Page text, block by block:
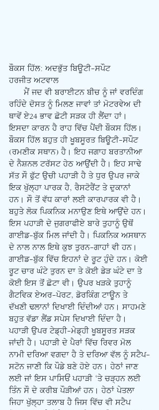
ਬੌਕਸ ਹਿੱਲ: ਅਦਭੁੱਤ ਬਿਊਟੀ-ਸਪੌਟ
ਹਰਜੀਤ ਅਟਵਾਲ
ਰਹਿੰਦੇ ਦੋਸਤ ਨੂੰ ਮਿਲਣ ਜਾਵਾਂ ਤਾਂ ਮੋਟਰਵੇਅ ਦੀ
ਥਾਵੇਂ ਏ24 ਭਾਵ ਛੋਟੀ ਸੜਕ ਹੀ ਲੈਂਦਾ ਹਾਂ।
ਇਸਦਾ ਕਾਰਨ ਹੈ ਰਾਹ ਵਿੱਚ ਪੈਂਦੀ ਬੌਕਸ ਹਿੱਲ।
ਬੌਕਸ ਹਿੱਲ ਬਹੁਤ ਹੀ ਖੂਬਸੂਰਤ ਬਿਊਟੀ-ਸਪੌਟ
(ਰਮਣੀਕ ਸਥਾਨ) ਹੈ। ਇਹ ਜਗਾਹ ਬਰਤਾਨੀਆ
ਦੇ ਨੈਸ਼ਨਲ ਟਰੱਸਟ ਹੇਠ ਆਉਂਦੀ ਹੈ। ਇਹ ਸਾਢੇ
ਸੱਤ ਸੌ ਫੁੱਟ ਉਚੀ ਪਹਾੜੀ ਹੈ ਤੇ ਧੁਰ ਉਪਰ ਜਾਕੇ
ਇਕ ਖੁੱਲ੍ਹਾ ਪਾਰਕ ਹੈ, ਰੈਸਟੋਰੈਂਟ ਤੇ ਦੁਕਾਨਾਂ
ਹਨ। ਸੌ ਤੋਂ ਵੱਧ ਕਾਰਾਂ ਲਈ ਕਾਰਪਾਰਕ ਵੀ ਹੈ।
ਬਹੁਤੇ ਲੋਕ ਪਿਕਨਿਕ ਮਨਾਉਣ ਇਥੇ ਆਉਂਦੇ ਹਨ।
ਇਸ ਪਹਾੜੀ ਦੇ ਜੁਗਰਾਫੀਏ ਬਾਰੇ ਤੁਹਾਨੂੰ ਉਥੋਂ
ਗਾਈਡ-ਬੁੱਕ ਮਿਲ ਜਾਂਦੀ ਹੈ। ਪਿਕਨਿਕ ਅਸਥਾਨ
ਦੇ ਨਾਲ ਨਾਲ ਇਥੇ ਕੁਝ ਤੁਰਨ-ਗਾਹਾਂ ਵੀ ਹਨ।
ਗਾਈਡ-ਬੁੱਕ ਵਿੱਚ ਇਹਨਾਂ ਦੇ ਰੂਟ ਹੁੰਦੇ ਹਨ। ਕੋਈ
ਰੂਟ ਚਾਰ ਘੰਟੇ ਤੁਰਨ ਦਾ ਤੇ ਕੋਈ ਡੇੜ ਘੰਟੇ ਦਾ ਤੇ
ਕੋਈ ਇਸ ਤੋਂ ਛੋਟਾ ਵੀ। ਉਪਰ ਖੜਕੇ ਤੁਹਾਨੂੰ
ਗੈਟਵਿਕ ਏਅਰ-ਪੋਰਟ, ਡੋਰਕਿੰਗ ਟਾਊਨ ਤੇ
ਦੱਖਣੀ ਢਲਾਨਾਂ ਦਿਖਾਈ ਦਿੰਦੀਆਂ ਹਨ। ਸਾਹਮਣੇ
ਬਹੁਤ ਵੱਡਾ ਲੈਂਡ ਸਪੇਸ ਦਿਖਾਈ ਦਿੰਦਾ ਹੈ।
ਪਹਾੜੀ ਉਪਰ ਟੇਡ੍ਹੀ-ਮੇਡ੍ਹੀ ਖੂਬਸੂਰਤ ਸੜਕ
ਜਾਂਦੀ ਹੈ। ਪਹਾੜੀ ਦੇ ਪੈਰਾਂ ਵਿੱਚ ਰਿਵਰ ਮੋਲ
ਨਾਮੀ ਦਰਿਆ ਵਗਦਾ ਹੈ ਤੇ ਦਰਿਆ ਵੱਲ ਨੂੰ ਸਟੈਪ-
ਸਟੋਨ ਜਾਣੀ ਕਿ ਪੌਡੇ ਬਣੇ ਹੋਏ ਹਨ। ਹੇਠਾਂ ਜਾਣ
ਲਈ ਜਾਂ ਇਸ ਪਾਸਿਓਂ ਪਹਾੜੀ ‘ਤੇ ਚੜ੍ਹਨ ਲਈ
ਤਿੰਨ ਸੌ ਦੇ ਕਰੀਬ ਪੌੜੀਆਂ ਹਨ। ਹੇਠਾਂ ਪੇਤਲਾ
ਜਿਹਾ ਖੁੱਲ੍ਹਾ ਤਲਾਬ ਹੈ ਜਿਸ ਵਿੱਚ ਵੀ ਸਟੈਪ